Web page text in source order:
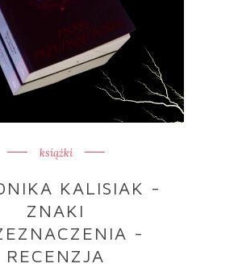
książki
KALISIAK -
ZNAKI
-
RECENZJA